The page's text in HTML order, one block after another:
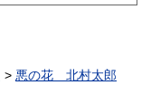
悪の花 北村太郎